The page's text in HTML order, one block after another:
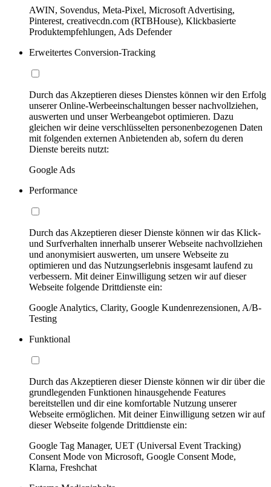
AWIN, Sovendus, Meta-Pixel, Microsoft Advertising,
Pinterest, creativecdn.com (RTBHouse), Klickbasierte
Produktempfehlungen, Ads Defender
Erweitertes Conversion-Tracking
Durch das Akzeptieren dieses Dienstes können wir den Erfolg
unserer Online-Werbeeinschaltungen besser nachvollziehen,
auswerten und unser Werbeangebot optimieren. Dazu
gleichen wir deine verschlüsselten personenbezogenen Daten
mit folgenden externen Anbietenden ab, sofern du deren
Dienste bereits nutzt:
Google Ads
Performance
Durch das Akzeptieren dieser Dienste können wir das Klick-
und Surfverhalten innerhalb unserer Webseite nachvollziehen
und anonymisiert auswerten, um unsere Webseite zu
optimieren und das Nutzungserlebnis insgesamt laufend zu
verbessern. Mit deiner Einwilligung setzen wir auf dieser
Webseite folgende Drittdienste ein:
Google Analytics, Clarity, Google Kundenrezensionen, A/B-
Testing
Funktional
Durch das Akzeptieren dieser Dienste können wir dir über die
grundlegenden Funktionen hinausgehende Features
bereitstellen und dir eine komfortable Nutzung unserer
Webseite ermöglichen. Mit deiner Einwilligung setzen wir auf
dieser Webseite folgende Drittdienste ein:
Google Tag Manager, UET (Universal Event Tracking)
Consent Mode von Microsoft, Google Consent Mode,
Klarna, Freshchat